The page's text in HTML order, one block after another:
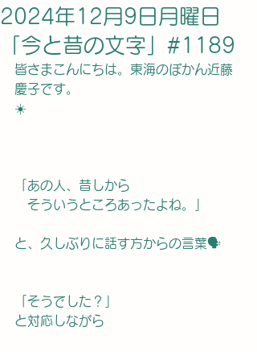
2024年12月9日月曜日
「今と昔の文字」#1189
皆さまこんにちは。東海のぼかん近藤
慶子です。
☀️
「あの人、昔しから
そういうところあったよね。」
と、久しぶりに話す方からの言葉🗣️
「そうでした？」
と対応しながら